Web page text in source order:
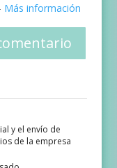
Más información
y el envío de
de la empresa